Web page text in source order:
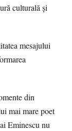
culturală și
mesajului
din
mai mare poet
Eminescu nu